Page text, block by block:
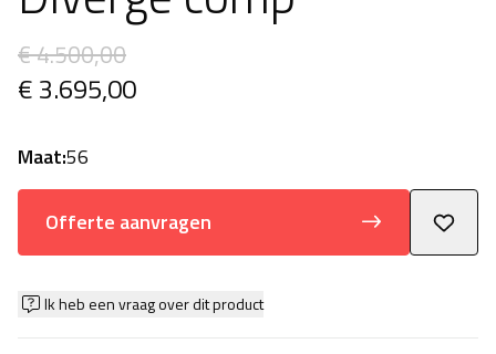
€ 4.500,00
€ 3.695,00
Maat:56
Offerte aanvragen
Ik heb een vraag over dit product